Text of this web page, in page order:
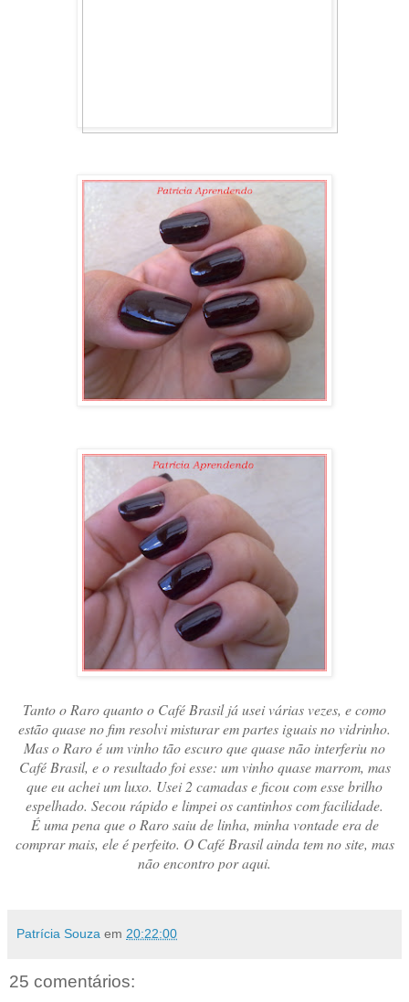
Tanto o Raro quanto o Café Brasil já usei várias vezes, e como
estão quase no fim resolvi misturar em partes iguais no vidrinho.
Mas o Raro é um vinho tão escuro que quase não interferiu no
Café Brasil, e o resultado foi esse: um vinho quase marrom, mas
que eu achei um luxo. Usei 2 camadas e ficou com esse brilho
espelhado. Secou rápido e limpei os cantinhos com facilidade.
É uma pena que o Raro saiu de linha, minha vontade era de
comprar mais, ele é perfeito. O Café Brasil ainda tem no site, mas
não encontro por aqui.
Patrícia Souza em 20:22:00
25 comentários: